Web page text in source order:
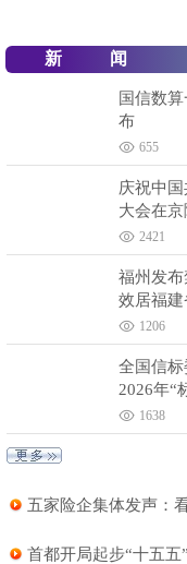
新
国信数
布
655
庆祝中
大会在
2421
福州发布
效居福建
1206
全国信
2026年“
1638
五家险企集体发声：
首都开局起步“十五五